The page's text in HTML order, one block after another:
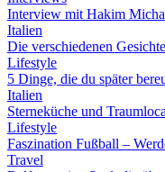
Interview mit Hakim
Italien
Die verschiedenen
Lifestyle
5 Dinge, die du später
Italien
Sterneküche und
Lifestyle
Faszination Fußball –
Travel